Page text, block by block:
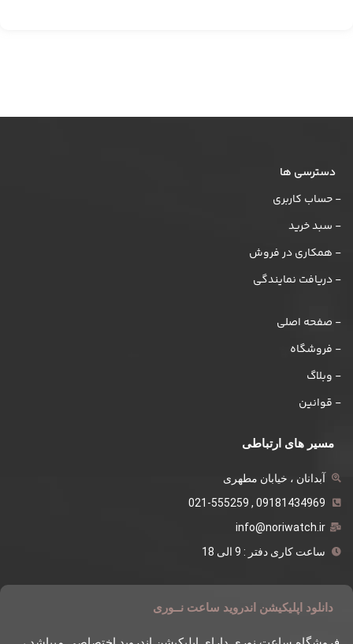
دسترسی ها
- حساب کاربری
- سبد خرید
- همکاری در فروش
- دریافت نمایندگی
- صفحه اصلی
- فروشگاه
- وبلاگ
- قوانین
مسیر های ارتباطی
آبدانان ، خیابان مطهری
09181434969 , 021-555259
info@noriwatch.ir
ساعت کاری دفتر : 9 الی 18
دانلود اپلیکیشن اندروید ساعت نــوری